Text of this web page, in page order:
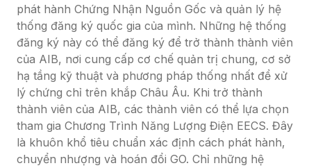
phát hành Chứng Nhận Nguồn Gốc và quản lý hệ
thống đăng ký quốc gia của mình. Những hệ thống
đăng ký này có thể đăng ký để trở thành thành viên
của AIB, nơi cung cấp cơ chế quản trị chung, cơ sở
hạ tầng kỹ thuật và phương pháp thống nhất để xử
lý chứng chỉ trên khắp Châu Âu. Khi trở thành
thành viên của AIB, các thành viên có thể lựa chọn
tham gia Chương Trình Năng Lượng Điện EECS. Đây
là khuôn khổ tiêu chuẩn xác định cách phát hành,
chuyển nhượng và hoán đổi GO. Chỉ những hệ